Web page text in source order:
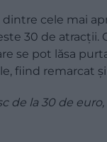
dintre cele mai
30 de atracții.
se pot lăsa
fiind remarcat și
de la 30 de euro,